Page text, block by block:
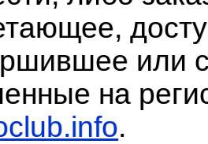
или
на
.